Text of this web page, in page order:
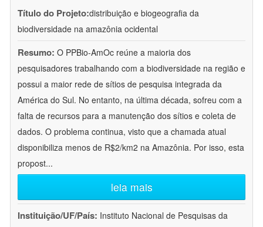
Título do Projeto:distribuição e biogeografia da
biodiversidade na amazônia ocidental
Resumo: O PPBio-AmOc reúne a maioria dos
pesquisadores trabalhando com a biodiversidade na região e
possui a maior rede de sítios de pesquisa integrada da
América do Sul. No entanto, na última década, sofreu com a
falta de recursos para a manutenção dos sítios e coleta de
dados. O problema continua, visto que a chamada atual
disponibiliza menos de R$2/km2 na Amazônia. Por isso, esta
propost...
leia mais
Instituição/UF/País: Instituto Nacional de Pesquisas da